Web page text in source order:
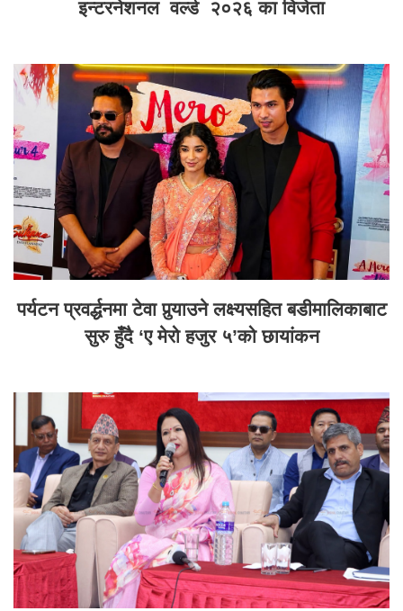
इन्टरनेशनल वर्ल्ड २०२६ का विजेता
पर्यटन प्रवर्द्धनमा टेवा पुर्‍याउने लक्ष्यसहित बडीमालिकाबाट
सुरु हुँदै ‘ए मेरो हजुर ५’को छायांकन